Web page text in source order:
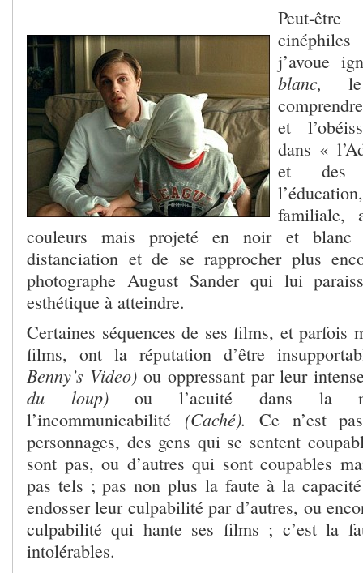
Peut-
j’avoue
blanc,
et
dans «
et des
familiale,
couleurs mais projeté en noir et
distanciation et de se rapprocher plus
photographe August Sander qui lui
esthétique à atteindre.
Certaines séquences de ses films, et parfois
films, ont la réputation d’être
Benny’s Video) ou oppressant par leur
du loup)ou l’acuité dans la
l’incommunicabilité (Caché). Ce n’est
personnages, des gens qui se sentent
sont pas, ou d’autres qui sont coupables
pas tels ; pas non plus la faute à la
endosser leur culpabilité par d’autres, ou
culpabilité qui hante ses films ; c’est la
intolérables.